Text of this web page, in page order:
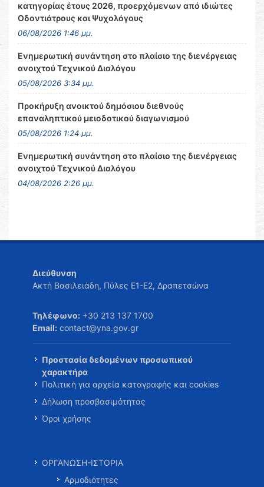
κατηγορίας έτους 2026, προερχόμενων από ιδιώτες
Οδοντιάτρους και Ψυχολόγους
06/08/2026 1:46 μμ.
Ενημερωτική συνάντηση στο πλαίσιο της διενέργειας
ανοιχτού Τεχνικού Διαλόγου
05/08/2026 3:34 μμ.
Προκήρυξη ανοικτού δημόσιου διεθνούς
επαναληπτικού μειοδοτικού διαγωνισμού
05/08/2026 1:24 μμ.
Ενημερωτική συνάντηση στο πλαίσιο της διενέργειας
ανοιχτού Τεχνικού Διαλόγου
04/08/2026 2:26 μμ.
Διεύθυνση
Ακτή Βασιλειάδη, Πύλες Ε1-Ε2, Δραπετσώνα
Τηλέφωνο: +30 213 137 1700
Email: contact@yna.gov.gr
Προστασία δεδομένων προσωπικού
χαρακτήρα
Πολιτική για αρχεία καταγραφής και cookies
Δήλωση προσβασιμότητας
Όροι χρήσης
ΟΡΓΑΝΩΣΗ-ΙΣΤΟΡΙΑ
Αρμοδιότητες